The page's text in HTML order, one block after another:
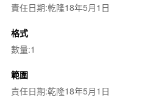
責任日期:乾隆18年5月1日
格式
數量:1
範圍
責任日期:乾隆18年5月1日